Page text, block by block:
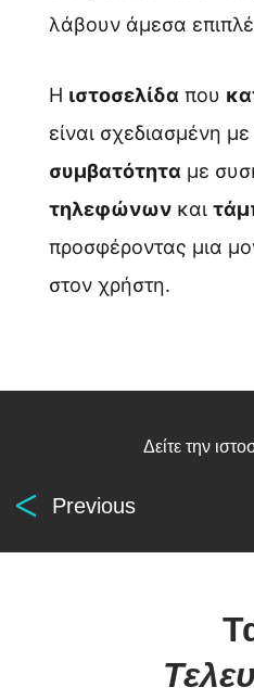
λάβουν άμεσα
Η ιστοσελίδα που
είναι σχεδιασμένη
συμβατότητα με
τηλεφώνωνκαι
προσφέροντας μια
στον χρήστη.
Δείτε την
Previous